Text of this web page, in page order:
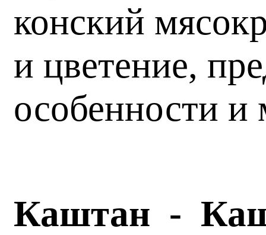
конский
и цветение,
особенности и
Каштан -